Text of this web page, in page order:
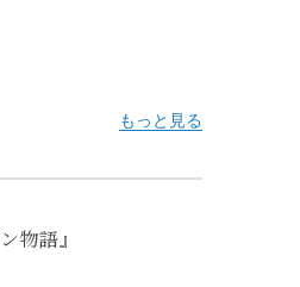
物語』